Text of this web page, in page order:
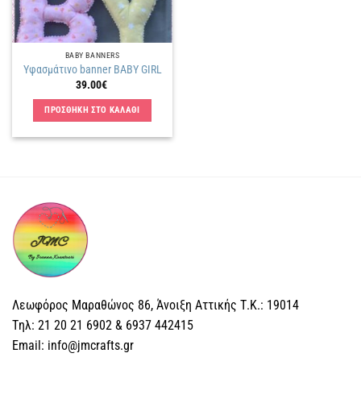
BABY BANNERS
Υφασμάτινο banner BABY GIRL
39.00€
ΠΡΟΣΘΗΚΗ ΣΤΟ ΚΑΛΑΘΙ
Λεωφόρος Μαραθώνος 86, Άνοιξη Αττικής Τ.Κ.: 19014
Tηλ: 21 20 21 6902 & 6937 442415
Email: info@jmcrafts.gr